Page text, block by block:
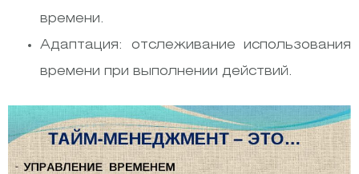
времени.
Адаптация: отслеживание использования
времени при выполнении действий.